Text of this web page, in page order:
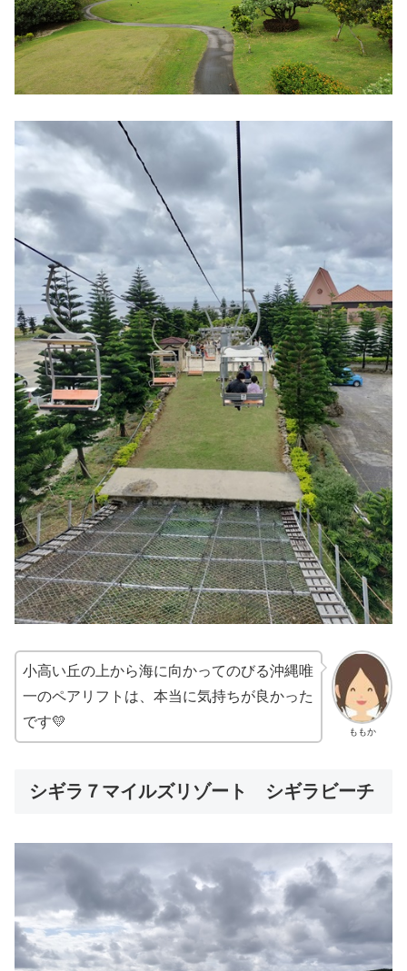
ももか
小高い丘の上から海に向かってのびる沖縄唯
一のペアリフトは、本当に気持ちが良かった
です💛
シギラ７マイルズリゾート シギラビーチ